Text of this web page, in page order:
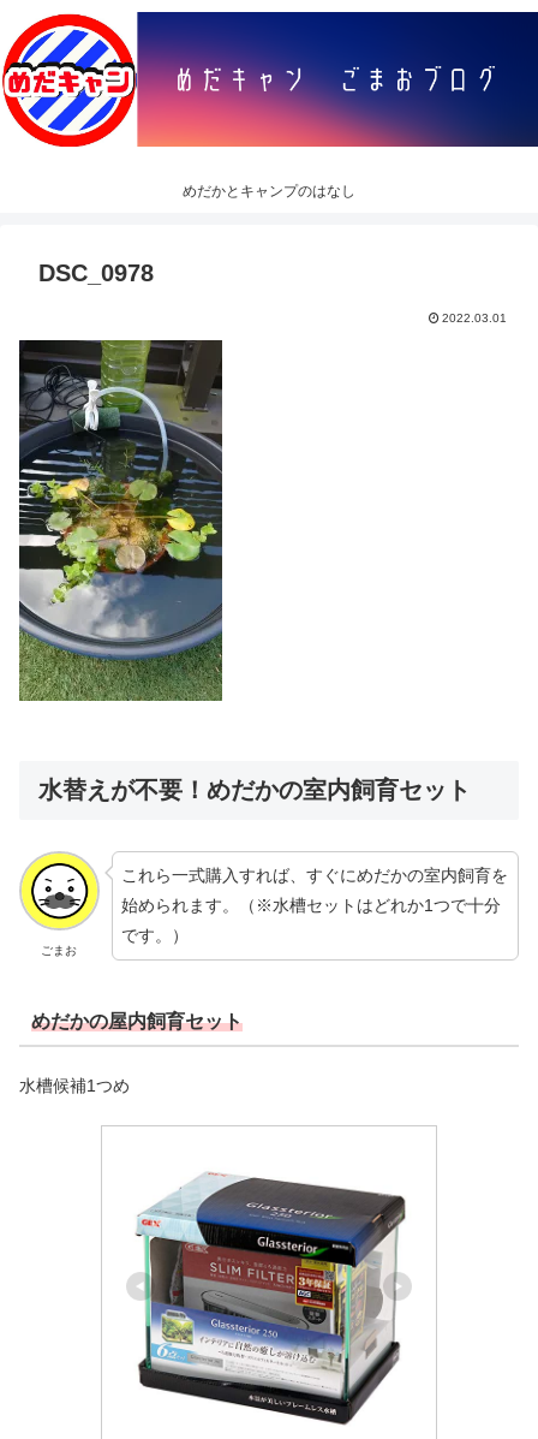
めだかとキャンプのはなし
DSC_0978
2022.03.01
水替えが不要！めだかの室内飼育セット
ごまお
これら一式購入すれば、すぐにめだかの室内飼育を
始められます。（※水槽セットはどれか1つで十分
です。）
めだかの屋内飼育セット
水槽候補1つめ